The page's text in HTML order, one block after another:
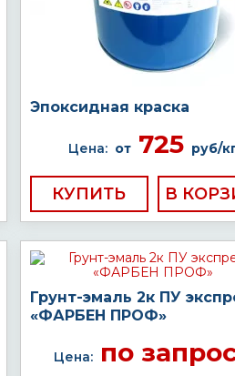
Эпоксидная краска
Цена: от 725 руб/
КУПИТЬ
Грунт-эмаль 2к ПУ
«ФАРБЕН ПРОФ»
Цена:по